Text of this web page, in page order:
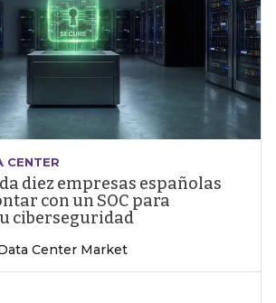
CENTER
diez empresas españolas
con un SOC para
ciberseguridad
Center Market